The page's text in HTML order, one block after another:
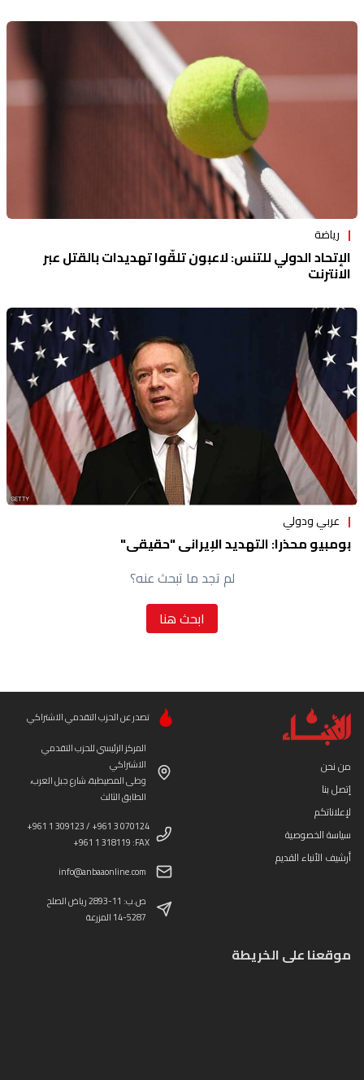
رياضة
الإتحاد الدولي للتنس: لاعبون تلقّوا تهديدات بالقتل عبر
الانترنت
عربي ودولي
بومبيو محذرا: التهديد الإيراني "حقيقي"
لم تجد ما تبحث عنه؟
ابحث هنا
من نحن
إتصل بنا
لإعلاناتكم
سياسة الخصوصية
أرشيف الأنباء القديم
تصدر عن الحزب التقدمي الاشتراكي
المركز الرئيسي للحزب التقدمي
الاشتراكي
وطى المصيطبة، شارع جبل العرب،
الطابق الثالث
+961 1 309123 / +961 3 070124
+961 1 318119 :FAX
info@anbaaonline.com
ص.ب: 11-2893 رياض الصلح
14-5287 المزرعة
موقعنا على الخريطة